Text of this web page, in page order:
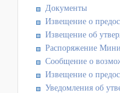
Документы
Извещение о
Извещение об
Распоряжение
Сообщение о
Извещение о
Уведомления об